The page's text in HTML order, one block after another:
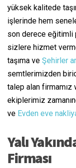
yüksek kalitede
işlerinde hem
son derece eğitimli
sizlere hizmet
taşıma ve Şehirler
semtlerimizden
talep alan
ekiplerimiz
ve Evden eve
Yalı
Firması